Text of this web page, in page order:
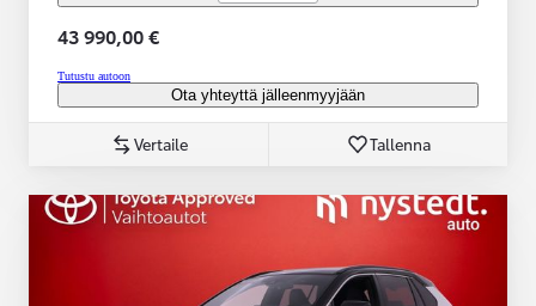
43 990,00 €
Tutustu autoon
Ota yhteyttä jälleenmyyjään
Vertaile Tallenna